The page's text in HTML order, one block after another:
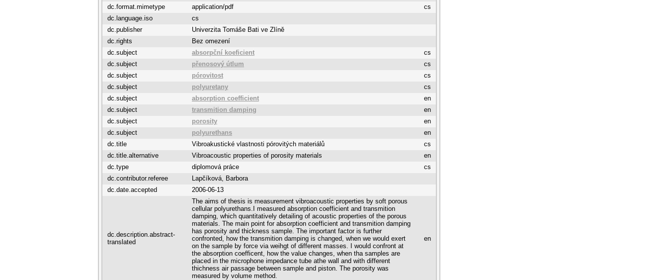
dc.format.mimetype
application/pdf
cs
dc.language.iso
cs
dc.publisher
Univerzita Tomáše Bati ve Zlíně
dc.rights
Bez omezení
dc.subject
absorpční koeficient
cs
dc.subject
přenosový útlum
cs
dc.subject
pórovitost
cs
dc.subject
polyuretany
cs
dc.subject
absorption coefficient
en
dc.subject
transmition damping
en
dc.subject
porosity
en
dc.subject
polyurethans
en
dc.title
Vibroakustické vlastnosti pórovitých materiálů
cs
dc.title.alternative
Vibroacoustic properties of porosity materials
en
dc.type
diplomová práce
cs
dc.contributor.referee
Lapčíková, Barbora
dc.date.accepted
2006-06-13
dc.description.abstract-
translated
The aims of thesis is measurement vibroacoustic properties by soft porous
cellular polyurethans.I measured absorption coefficient and transmition
damping, which quantitatively detailing of acoustic properties of the porous
materials. The main point for absorption coefficient and transmition damping
has porosity and thickness sample. The important factor is further
confronted, how the transmition damping is changed, when we would exert
on the sample by force via weihgt of different masses. I would confront at
the absorption coefficent, how the value changes, when tha samples are
placed in the microphone impedance tube athe wall and with different
thichness air passage between sample and piston. The porosity was
measured by volume method.
en